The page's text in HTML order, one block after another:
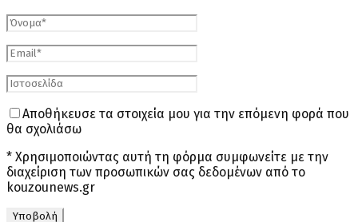
Αποθήκευσε τα στοιχεία μου για την επόμενη φορά που
θα σχολιάσω
* Χρησιμοποιώντας αυτή τη φόρμα συμφωνείτε με την
διαχείριση των προσωπικών σας δεδομένων από το
kouzounews.gr